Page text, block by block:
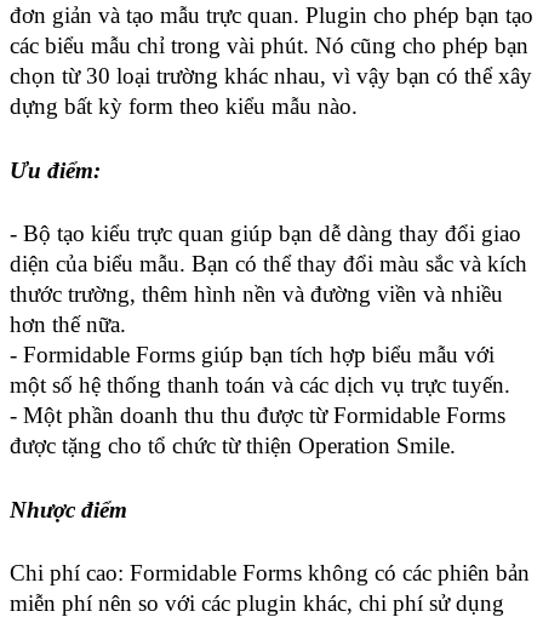
đơn giản và tạo mẫu trực quan. Plugin cho phép bạn tạo
các biểu mẫu chỉ trong vài phút. Nó cũng cho phép bạn
chọn từ 30 loại trường khác nhau, vì vậy bạn có thể xây
dựng bất kỳ form theo kiểu mẫu nào.
Ưu điểm:
- Bộ tạo kiểu trực quan giúp bạn dễ dàng thay đổi giao
diện của biểu mẫu. Bạn có thể thay đổi màu sắc và kích
thước trường, thêm hình nền và đường viền và nhiều
hơn thế nữa.
- Formidable Forms giúp bạn tích hợp biểu mẫu với
một số hệ thống thanh toán và các dịch vụ trực tuyến.
- Một phần doanh thu thu được từ Formidable Forms
được tặng cho tổ chức từ thiện Operation Smile.
Nhược điểm
Chi phí cao: Formidable Forms không có các phiên bản
miễn phí nên so với các plugin khác, chi phí sử dụng